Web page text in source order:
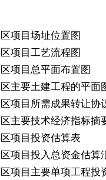
项目场址位置图
项目工艺流程图
项目总平面布置图
主要土建工程的平面
项目所需成果转让协
主要技术经济指标摘
项目投资估算表
项目投入总资金估算
项目主要单项工程投